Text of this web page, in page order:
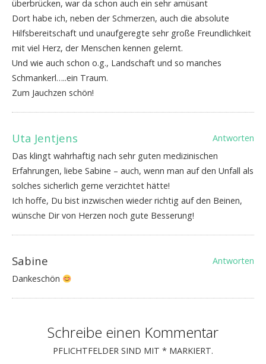
überbrücken, war da schon auch ein sehr amüsant
Dort habe ich, neben der Schmerzen, auch die absolute
Hilfsbereitschaft und unaufgeregte sehr große Freundlichkeit
mit viel Herz, der Menschen kennen gelernt.
Und wie auch schon o.g., Landschaft und so manches
Schmankerl…..ein Traum.
Zum Jauchzen schön!
Uta Jentjens
Antworten
Das klingt wahrhaftig nach sehr guten medizinischen
Erfahrungen, liebe Sabine – auch, wenn man auf den Unfall als
solches sicherlich gerne verzichtet hätte!
Ich hoffe, Du bist inzwischen wieder richtig auf den Beinen,
wünsche Dir von Herzen noch gute Besserung!
Sabine
Antworten
Dankeschön
Schreibe einen Kommentar
PFLICHTFELDER SIND MIT * MARKIERT.